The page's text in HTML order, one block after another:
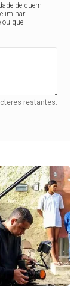
de quem
ou que
restantes.